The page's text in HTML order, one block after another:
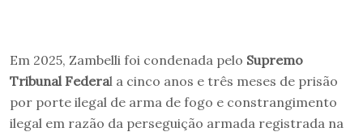
Em 2025, Zambelli foi condenada pelo Supremo
Tribunal Federal a cinco anos e três meses de prisão
por porte ilegal de arma de fogo e constrangimento
ilegal em razão da perseguição armada registrada na